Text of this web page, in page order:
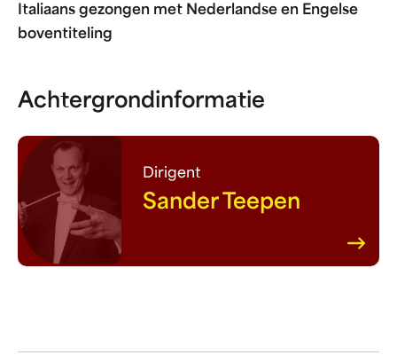
Italiaans gezongen met Nederlandse en Engelse
boventiteling
Achtergrondinformatie
Dirigent
Sander Teepen